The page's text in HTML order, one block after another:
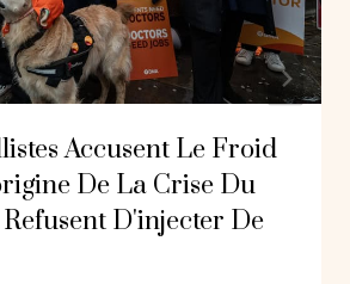
Accusent Le Froid
De La Crise Du
D'injecter De